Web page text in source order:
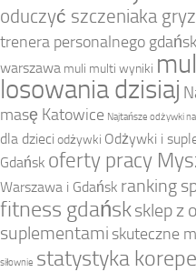
oduczyć szczeniaka
trenera personalnego gdańsk
warszawa muli multi wyniki
losowania dzisiaj
masę Katowice Najtańsze odżywki
dla dzieci odżywki Odżywki i
Gdańsk oferty pracy
Warszawa i Gdańsk ranking
fitness gdańsksklep z
suplementami skuteczne
siłownie statystyka